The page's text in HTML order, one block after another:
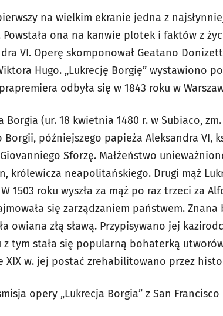
na wielkim ekranie jedna z
Powstała ona na kanwie plotek i faktów z
VI. Operę skomponował Geatano
Hugo. „Lukrecję Borgię” wystawiono
odbyła się w 1843 roku w
Borgia (ur. 18 kwietnia 1480 r. w Subiaco,
Borgii, późniejszego papieża Aleksandra VI,
Sforzę. Małżeństwo
królewicza neapolitańskiego. Drugi mąż
W 1503 roku wyszła za mąż po raz trzeci za
się zarządzaniem państwem.
owiana złą sławą. Przypisywano jej
z tym stała się popularną bohaterką
XIX w. jej postać zrehabilitowano przez
opery „Lukrecja Borgia” z San